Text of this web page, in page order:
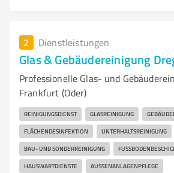
2 Dienstleistungen
Glas & Gebäudereinigung
Professionelle Glas- und
Frankfurt (Oder)
REINIGUNGSDIENST GLASREINIGUNG
FLÄCHENDESINFEKTION UNTERHALTSREINIGUNG
BAU- UND SONDERREINIGUNG
HAUSWARTDIENSTE AUSSENANLAGENPFLEGE